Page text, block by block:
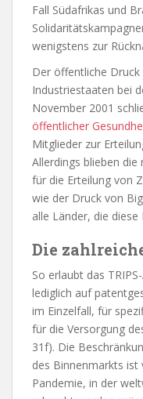
Fall Südafrikas und
wenigstens zur
Der öffentliche
Industriestaaten bei
November 2001
öffentlicher
Mitglieder zur
Allerdings blieben die
für die Erteilung von
wie der Druck von
alle Länder, die
Die
So erlaubt das
lediglich auf
im Einzelfall, für
für die Versorgung
31f). Die
des Binnenmarkts
Pandemie, in der